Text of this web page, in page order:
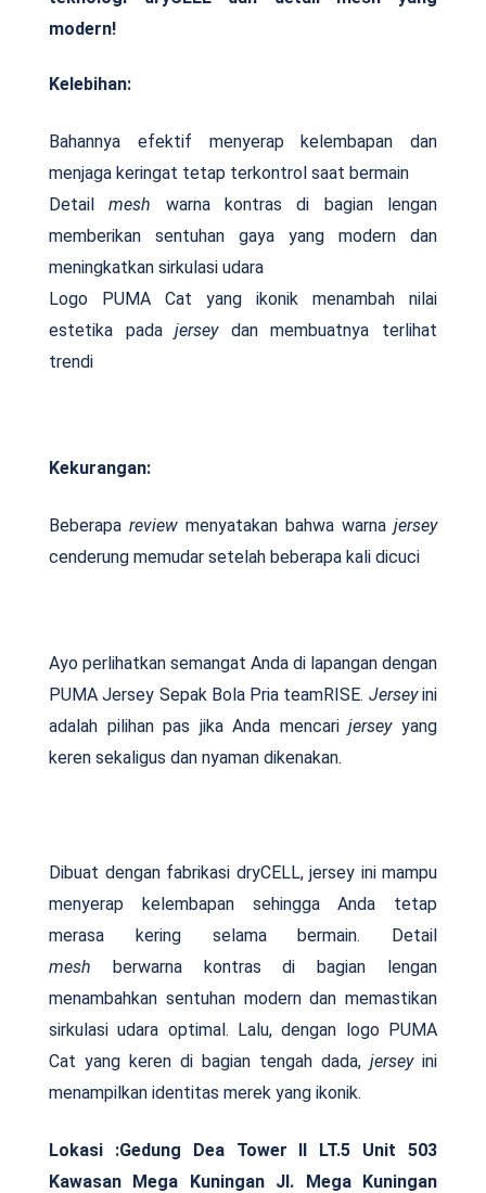
modern!
Kelebihan:
Bahannya efektif menyerap kelembapan dan
menjaga keringat tetap terkontrol saat bermain
Detailmesh warna kontras di bagian lengan
memberikan sentuhan gaya yang modern dan
meningkatkan sirkulasi udara
Logo PUMA Cat yang ikonik menambah nilai
estetika padajerseydan membuatnya terlihat
trendi
Kekurangan:
Beberapa review menyatakan bahwa warna jersey
cenderung memudar setelah beberapa kali dicuci
Ayo perlihatkan semangat Anda di lapangan dengan
PUMA Jersey Sepak Bola Pria teamRISE. Jerseyini
adalah pilihan pas jika Anda mencarijerseyyang
keren sekaligus dan nyaman dikenakan.
Dibuat dengan fabrikasi dryCELL, jersey ini mampu
menyerap kelembapan sehingga Anda tetap
merasa kering selama bermain. Detail
mesh berwarna kontras di bagian lengan
menambahkan sentuhan modern dan memastikan
sirkulasi udara optimal. Lalu, dengan logo PUMA
Cat yang keren di bagian tengah dada, jersey ini
menampilkan identitas merek yang ikonik.
Lokasi :Gedung Dea Tower II LT.5 Unit 503
Kawasan Mega Kuningan Jl. Mega Kuningan